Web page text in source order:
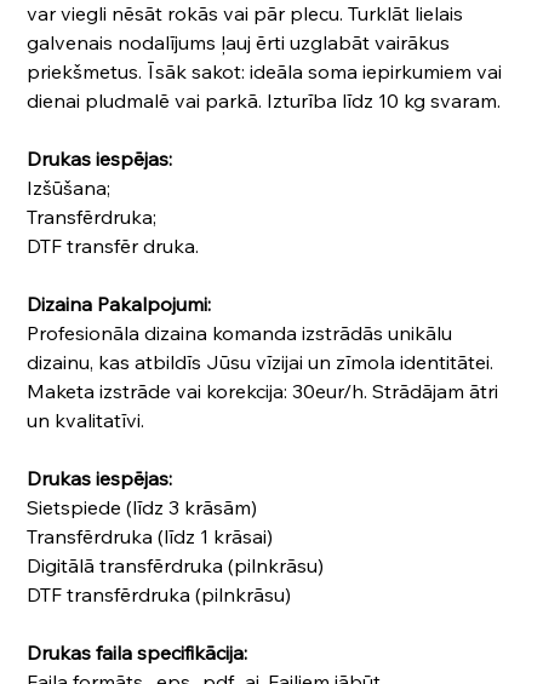
var viegli nēsāt rokās vai pār plecu. Turklāt lielais
galvenais nodalījums ļauj ērti uzglabāt vairākus
priekšmetus. Īsāk sakot: ideāla soma iepirkumiem vai
dienai pludmalē vai parkā. Izturība līdz 10 kg svaram.
Drukas iespējas:
Izšūšana;
Transfērdruka;
DTF transfēr druka.
Dizaina Pakalpojumi:
Profesionāla dizaina komanda izstrādās unikālu
dizainu, kas atbildīs Jūsu vīzijai un zīmola identitātei.
Maketa izstrāde vai korekcija: 30eur/h. Strādājam ātri
un kvalitatīvi.
Drukas iespējas:
Sietspiede (līdz 3 krāsām)
Transfērdruka (līdz 1 krāsai)
Digitālā transfērdruka (pilnkrāsu)
DTF transfērdruka (pilnkrāsu)
Drukas faila specifikācija: